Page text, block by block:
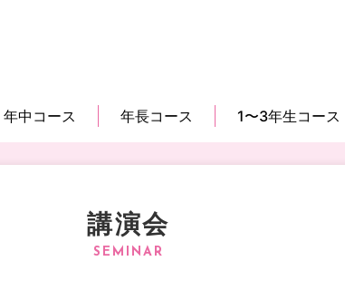
年中コース 年長コース 1〜3年生コース
講演会